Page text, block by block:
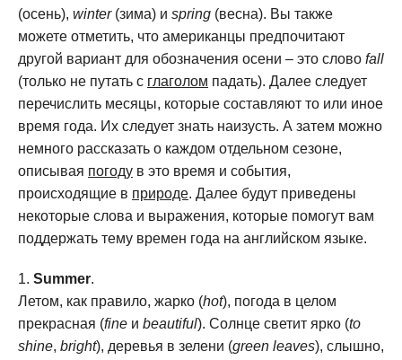
(осень), winter(зима) и spring (весна). Вы также
можете отметить, что американцы предпочитают
другой вариант для обозначения осени – это слово fall
(только не путать с глаголом падать). Далее следует
перечислить месяцы, которые составляют то или иное
время года. Их следует знать наизусть. А затем можно
немного рассказать о каждом отдельном сезоне,
описывая погоду в это время и события,
происходящие в природе. Далее будут приведены
некоторые слова и выражения, которые помогут вам
поддержать тему времен года на английском языке.
Summer.
Летом, как правило, жарко (hot), погода в целом
прекрасная (fine и beautiful). Солнце светит ярко (to
shine, bright), деревья в зелени (green leaves), слышно,